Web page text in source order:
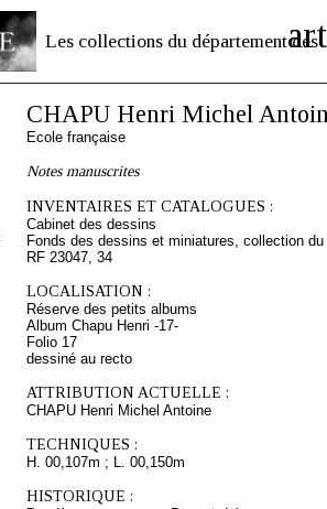
Les collections du département des
CHAPU Henri Michel
Ecole française
Notes manuscrites
INVENTAIRES ET CATALOGUES :
Cabinet des dessins
Fonds des dessins et miniatures, collection
RF 23047, 34
LOCALISATION :
Réserve des petits albums
Album Chapu Henri -17-
Folio 17
dessiné au recto
ATTRIBUTION ACTUELLE :
CHAPU Henri Michel Antoine
TECHNIQUES :
H. 00,107m ; L. 00,150m
HISTORIQUE :